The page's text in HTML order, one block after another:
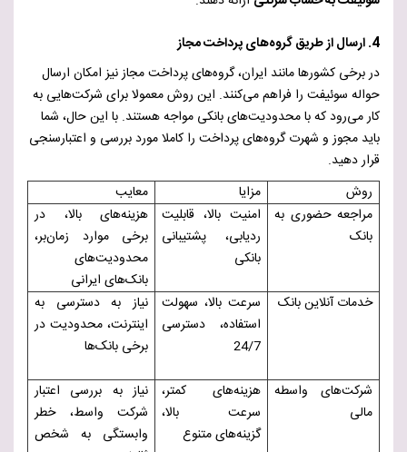
4. ارسال از طریق گروه‌های پرداخت مجاز
در برخی کشورها مانند ایران، گروه‌های پرداخت مجاز نیز امکان ارسال
حواله سوئیفت را فراهم می‌کنند. این روش معمولا برای شرکت‌هایی به
کار می‌رود که با محدودیت‌های بانکی مواجه هستند. با این حال، شما
باید مجوز و شهرت گروه‌های پرداخت را کاملا مورد بررسی و اعتبارسنجی
قرار دهید.
روش
مزایا
معایب
مراجعه حضوری به
بانک
امنیت بالا، قابلیت
ردیابی، پشتیبانی
بانکی
هزینه‌های بالا، در
برخی موارد زمان‌بر،
محدودیت‌های
بانک‌های ایرانی
خدمات آنلاین بانک
سرعت بالا، سهولت
استفاده، دسترسی
24/7
نیاز به دسترسی به
اینترنت، محدودیت در
برخی بانک‌ها
شرکت‌های واسطه
مالی
هزینه‌های کمتر،
سرعت بالا،
گزینه‌های متنوع
نیاز به بررسی اعتبار
شرکت واسط، خطر
وابستگی به شخص